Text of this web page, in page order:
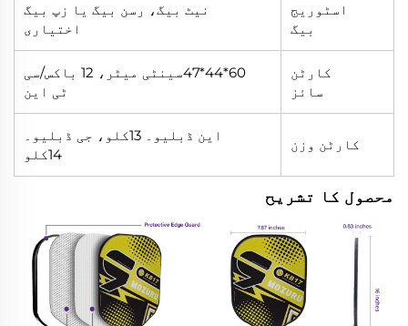
اسٹوریج
بیگ
نیٹ بیگ، رسن بیگ یا زپ بیگ
اختیاری
کارٹن
سائز
60*44*47سینٹی میٹر، 12 باکس/سی
ٹی این
کارٹن وزن
این ڈبلیو۔ 13کلو، جی ڈبلیو۔
14کلو
محصول کا تشریح